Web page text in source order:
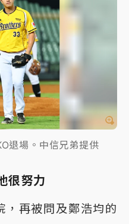
退場。中信兄弟提供
很努力
，再被問及鄭浩均的